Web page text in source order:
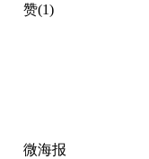
赞(1)
微海报